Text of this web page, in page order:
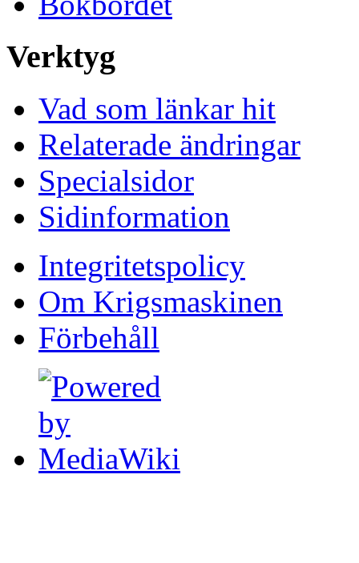
Verktyg
Vad som länkar hit
Relaterade ändringar
Specialsidor
Sidinformation
Integritetspolicy
Om Krigsmaskinen
Förbehåll